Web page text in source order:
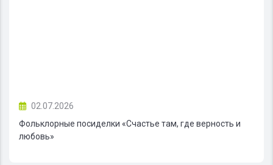
02.07.2026
Фольклорные посиделки «Счастье там, где верность и
любовь»